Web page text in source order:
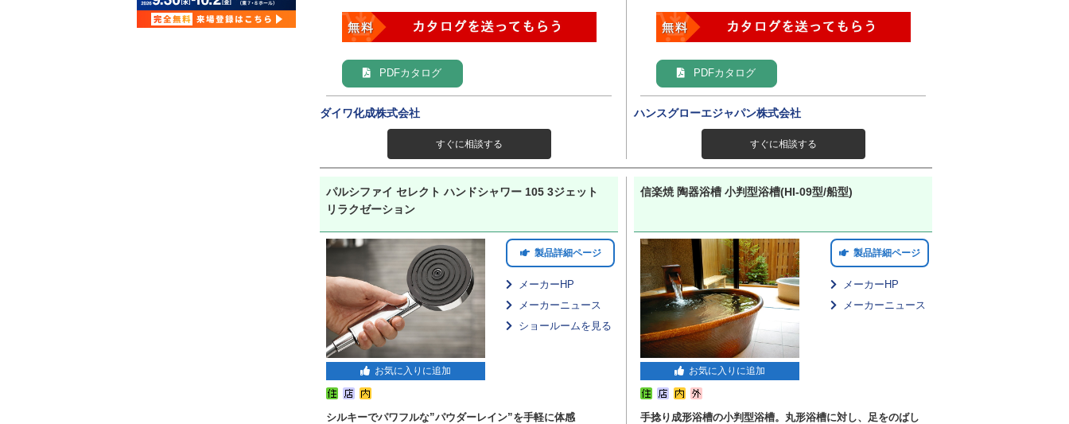
PDFカタログ
ダイワ化成株式会社
すぐに相談する
PDFカタログ
ハンスグローエジャパン株式会社
すぐに相談する
パルシファイ セレクト ハンドシャワー 105 3ジェット
リラクゼーション
お気に入りに追加
製品詳細ページ
メーカーHP
メーカーニュース
ショールームを見る
シルキーでパワフルな”パウダーレイン”を手軽に体感
信楽焼 陶器浴槽 小判型浴槽(HI-09型/船型)
お気に入りに追加
製品詳細ページ
メーカーHP
メーカーニュース
手捻り成形浴槽の小判型浴槽。丸形浴槽に対し、足をのばし